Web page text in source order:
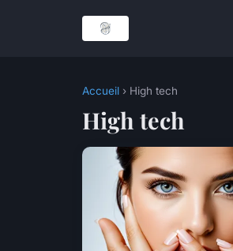
Accueil › High tech
High tech